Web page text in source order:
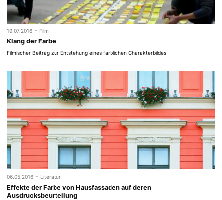
19.07.2016 - Film
Klang der Farbe
Filmischer Beitrag zur Entstehung eines farblichen Charakterbildes
06.05.2016 - Literatur
Effekte der Farbe von Hausfassaden auf deren
Ausdrucksbeurteilung